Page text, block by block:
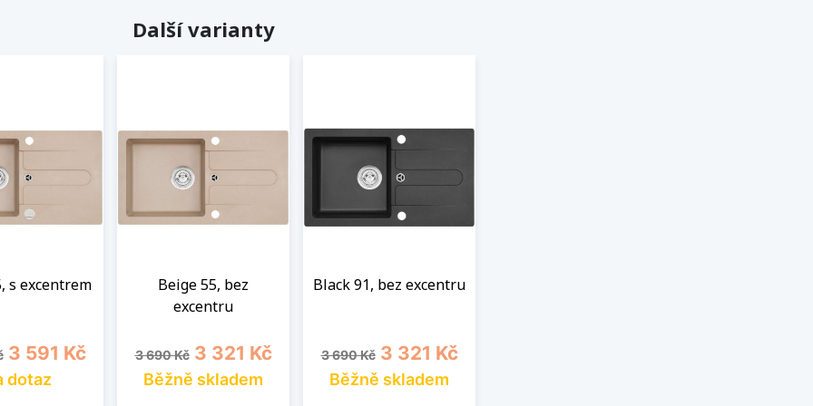
Další varianty
s excentrem
Cena
3 591 Kč
dotaz
Beige 55, bez
excentru
Běžná cena
3 690 Kč Cena
3 321 Kč
Běžně skladem
Black 91, bez excentru
Běžná cena
3 690 Kč Cena
3 321 Kč
Běžně skladem